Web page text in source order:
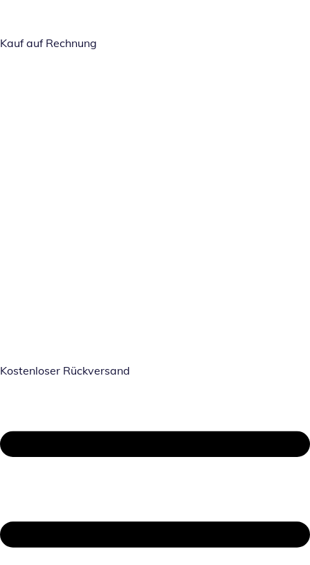
Kauf auf Rechnung
Kostenloser Rückversand